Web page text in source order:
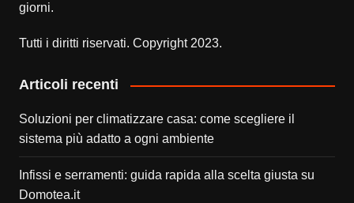
giorni.
Tutti i diritti riservati. Copyright 2023.
Articoli recenti
Soluzioni per climatizzare casa: come scegliere il
sistema più adatto a ogni ambiente
Infissi e serramenti: guida rapida alla scelta giusta su
Domotea.it